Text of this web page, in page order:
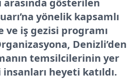
arasında gösterilen
yönelik kapsamlı
iş gezisi programı
Denizli’den
temsilcilerinin yer
heyeti katıldı.